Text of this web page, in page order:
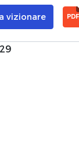
vizionare PDF